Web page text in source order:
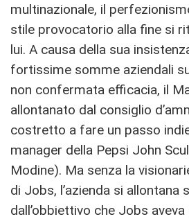
multinazionale, il
stile provocatorio alla fine si
lui. A causa della sua
fortissime somme aziendali
non confermata efficacia, il
allontanato dal consiglio
costretto a fare un passo
manager della Pepsi John
Modine). Ma senza la
di Jobs, l’azienda si allontana
dall’obbiettivo che Jobs